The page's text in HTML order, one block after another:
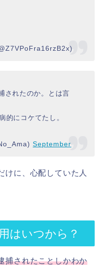
されたのか。とは言
的にコケてたし。
September
けに、心配していた人
はいつから？
捕されたことしかわか